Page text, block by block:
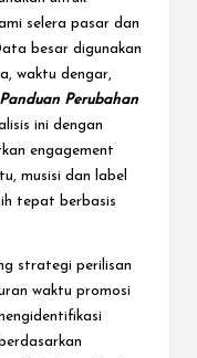
selera pasar dan
besar digunakan
waktu dengar,
Panduan Perubahan
ini dengan
engagement
musisi dan label
tepat berbasis
strategi perilisan
waktu promosi